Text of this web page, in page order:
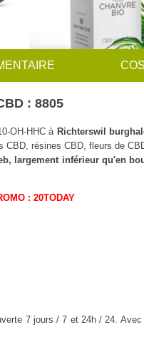
: 8805
OH-HHC à Richterswil
résines CBD, fleurs de
largement inférieur qu'en
: 20TODAY
7 jours / 7 et 24h / 24.